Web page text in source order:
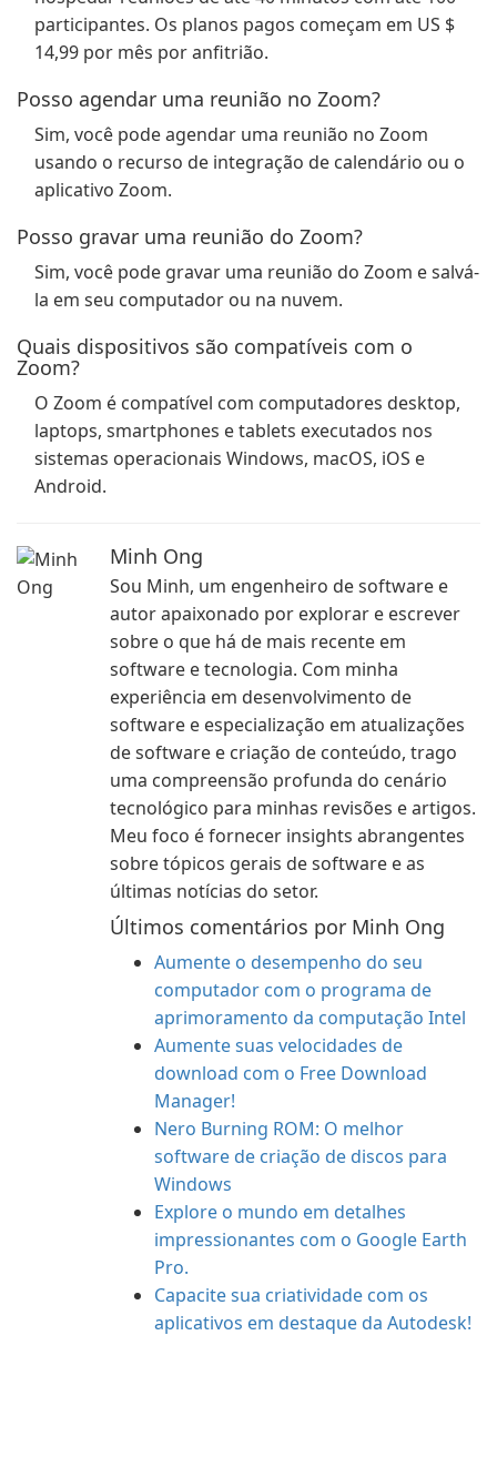
participantes. Os planos pagos começam em US $
14,99 por mês por anfitrião.
Posso agendar uma reunião no Zoom?
Sim, você pode agendar uma reunião no Zoom
usando o recurso de integração de calendário ou o
aplicativo Zoom.
Posso gravar uma reunião do Zoom?
Sim, você pode gravar uma reunião do Zoom e salvá-
la em seu computador ou na nuvem.
Quais dispositivos são compatíveis com o
Zoom?
O Zoom é compatível com computadores desktop,
laptops, smartphones e tablets executados nos
sistemas operacionais Windows, macOS, iOS e
Android.
Minh Ong
Sou Minh, um engenheiro de software e
autor apaixonado por explorar e escrever
sobre o que há de mais recente em
software e tecnologia. Com minha
experiência em desenvolvimento de
software e especialização em atualizações
de software e criação de conteúdo, trago
uma compreensão profunda do cenário
tecnológico para minhas revisões e artigos.
Meu foco é fornecer insights abrangentes
sobre tópicos gerais de software e as
últimas notícias do setor.
Últimos comentários por Minh Ong
Aumente o desempenho do seu
computador com o programa de
aprimoramento da computação Intel
Aumente suas velocidades de
download com o Free Download
Manager!
Nero Burning ROM: O melhor
software de criação de discos para
Windows
Explore o mundo em detalhes
impressionantes com o Google Earth
Pro.
Capacite sua criatividade com os
aplicativos em destaque da Autodesk!